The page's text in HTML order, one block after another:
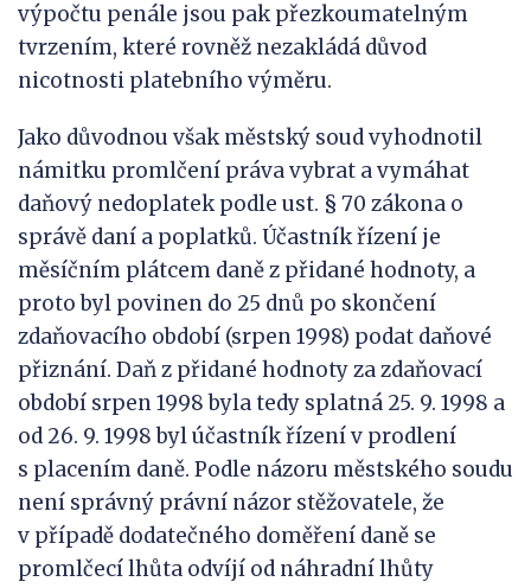
výpočtu penále jsou pak přezkoumatelným
tvrzením, které rovněž nezakládá důvod
nicotnosti platebního výměru.
Jako důvodnou však městský soud vyhodnotil
námitku promlčení práva vybrat a vymáhat
daňový nedoplatek podle ust. § 70 zákona o
správě daní a poplatků. Účastník řízení je
měsíčním plátcem daně z přidané hodnoty, a
proto byl povinen do 25 dnů po skončení
zdaňovacího období (srpen 1998) podat daňové
přiznání. Daň z přidané hodnoty za zdaňovací
období srpen 1998 byla tedy splatná 25. 9. 1998 a
od 26. 9. 1998 byl účastník řízení v prodlení
s placením daně. Podle názoru městského soudu
není správný právní názor stěžovatele, že
v případě dodatečného doměření daně se
promlčecí lhůta odvíjí od náhradní lhůty